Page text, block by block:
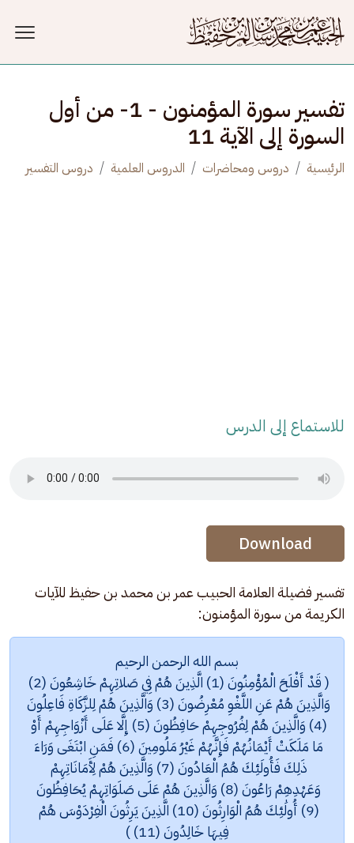
تفسير سورة المؤمنون - 1- من أول
السورة إلى الآية 11
الرئيسية دروس ومحاضرات الدروس العلمية دروس التفسير
للاستماع إلى الدرس
Audio Stream
Audio Stream
Download
تفسير فضيلة العلامة الحبيب عمر بن محمد بن حفيظ للآيات
الكريمة من سورة المؤمنون:
بسم الله الرحمن الرحيم
( قَدْ أَفْلَحَ الْمُؤْمِنُونَ (1) الَّذِينَ هُمْ فِي صَلاتِهِمْ خَاشِعُونَ (2)
وَالَّذِينَ هُمْ عَنِ اللَّغْوِ مُعْرِضُونَ (3) وَالَّذِينَ هُمْ لِلزَّكَاةِ فَاعِلُونَ
(4) وَالَّذِينَ هُمْ لِفُرُوجِهِمْ حَافِظُونَ (5) إِلَّا عَلَى أَزْوَاجِهِمْ أَوْ
مَا مَلَكَتْ أَيْمَانُهُمْ فَإِنَّهُمْ غَيْرُ مَلُومِينَ (6) فَمَنِ ابْتَغَى وَرَاءَ
ذَلِكَ فَأُولَئِكَ هُمُ الْعَادُونَ (7) وَالَّذِينَ هُمْ لِأَمَانَاتِهِمْ
وَعَهْدِهِمْ رَاعُونَ (8) وَالَّذِينَ هُمْ عَلَى صَلَوَاتِهِمْ يُحَافِظُونَ
(9) أُولَٰئِكَ هُمُ الْوَارِثُونَ (10) الَّذِينَ يَرِثُونَ الْفِرْدَوْسَ هُمْ
فِيهَا خَالِدُونَ (11) )